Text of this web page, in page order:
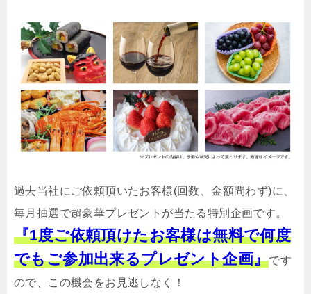
過去当社にご依頼頂いたお客様(回数、金額問わず)に、
毎月抽選で超豪華プレゼントが当たる特別企画です。
『1度ご依頼頂けたお客様は無料で何度
でもご参加出来るプレゼント企画』です
ので、この機会をお見逃しなく！